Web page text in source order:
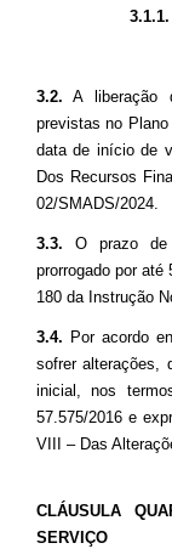
3.1.1.
3.2. A liberação
previstas no
data de início de
Dos Recursos
02/SMADS/2024.
3.3. O prazo de
prorrogado por
180 da Instrução
3.4. Por acordo
sofrer alterações,
inicial, nos
57.575/2016 e
VIII – Das
CLÁUSULA
SERVIÇO